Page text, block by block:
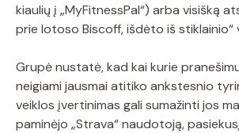
kiaulių į „MyFitnessPal“) arba visišką
prie lotoso Biscoff, išdėto iš stiklainio“
Grupė nustatė, kad kai kurie
neigiami jausmai atitiko ankstesnio
veiklos įvertinimas gali sumažinti jos
paminėjo „Strava“ naudotoją,